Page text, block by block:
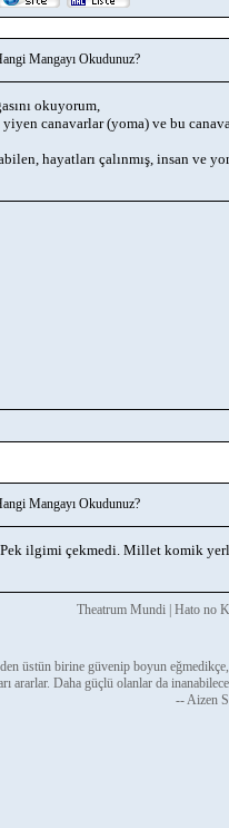
Mangayı Okudunuz?
okuyorum,
canavarlar (yoma) ve bu
hayatları çalınmış, insan ve
Mangayı Okudunuz?
ilgimi çekmedi. Millet komik
Theatrum Mundi | Hato no
üstün birine güvenip boyun
ararlar. Daha güçlü olanlar da
-- Aizen